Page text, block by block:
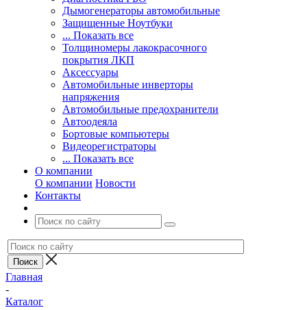
Дымогенераторы автомобильные
Защищенные Ноутбуки
... Показать все
Толщиномеры лакокрасочного
покрытия ЛКП
Аксессуары
Автомобильные инверторы
напряжения
Автомобильные предохранители
Автоодеяла
Бортовые компьютеры
Видеорегистраторы
... Показать все
О компании
О компании Новости
Контакты
Главная
-
Каталог